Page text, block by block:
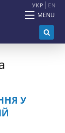
УКР EN
MENU
У